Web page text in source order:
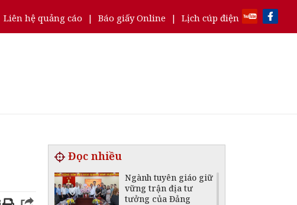
Liên hệ quảng cáo | Báo giấy Online | Lịch cúp điện
Đọc nhiều
Ngành tuyên giáo giữ
vững trận địa tư
tưởng của Đảng